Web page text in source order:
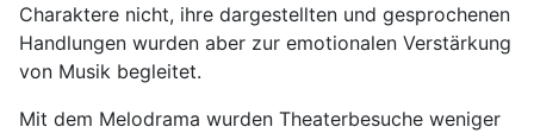
Charaktere nicht, ihre dargestellten und gesprochenen
Handlungen wurden aber zur emotionalen Verstärkung
von Musik begleitet.
Mit dem Melodrama wurden Theaterbesuche weniger